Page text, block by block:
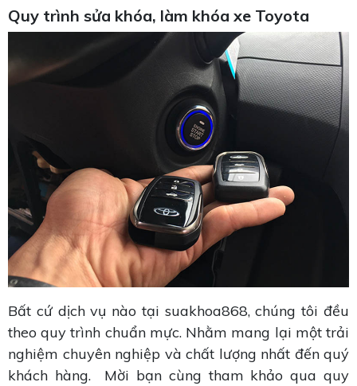
Quy trình sửa khóa, làm khóa xe Toyota
Bất cứ dịch vụ nào tại suakhoa868, chúng tôi đều
theo quy trình chuẩn mực. Nhằm mang lại một trải
nghiệm chuyên nghiệp và chất lượng nhất đến quý
khách hàng. Mời bạn cùng tham khảo qua quy